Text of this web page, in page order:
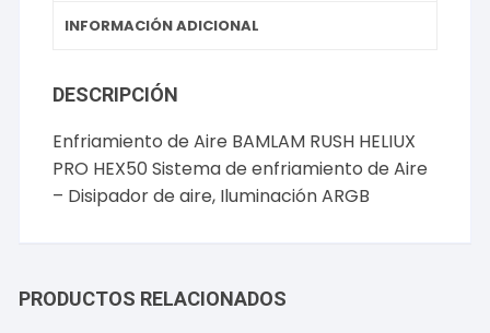
INFORMACIÓN ADICIONAL
DESCRIPCIÓN
Enfriamiento de Aire BAMLAM RUSH HELIUX
PRO HEX50 Sistema de enfriamiento de Aire
– Disipador de aire, Iluminación ARGB
PRODUCTOS RELACIONADOS